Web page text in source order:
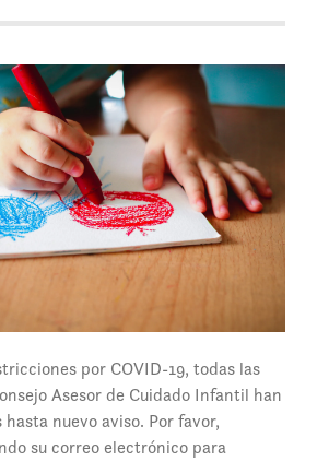
por COVID-19, todas las
Asesor de Cuidado Infantil han
nuevo aviso. Por favor,
su correo electrónico para